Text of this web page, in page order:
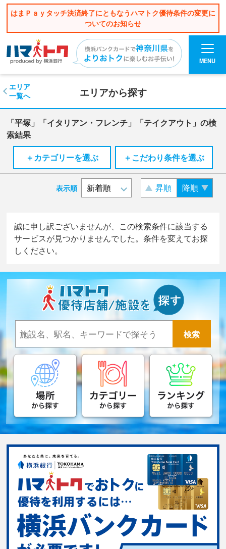
はまＰａｙタッチ決済終了にともなうハマトク優待条件の変更に
ついてのお知らせ
MENU
エリアから探す
エリア
一覧へ
「平塚」「イタリアン・フレンチ」「テイクアウト」の検
索結果
＋カテゴリーを選ぶ
＋こだわり条件を選ぶ
表示順 昇順 降順
誠に申し訳ございませんが、この検索条件に該当する
サービスが見つかりませんでした。条件を変えてお探
しください。